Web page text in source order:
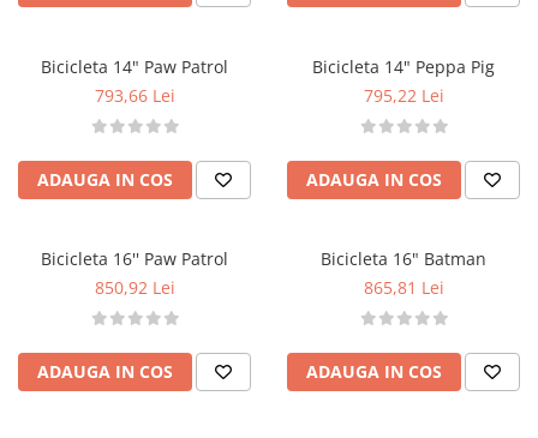
Bicicleta 14" Paw Patrol
793,66 Lei
ADAUGA IN COS
Bicicleta 14" Peppa Pig
795,22 Lei
ADAUGA IN COS
Bicicleta 16'' Paw Patrol
850,92 Lei
ADAUGA IN COS
Bicicleta 16" Batman
865,81 Lei
ADAUGA IN COS